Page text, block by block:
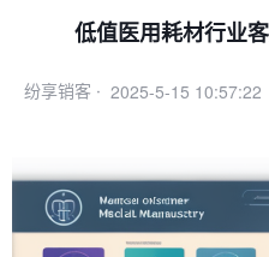
低值医用耗材行业
纷享销客 · 2025-5-15 10:57:22